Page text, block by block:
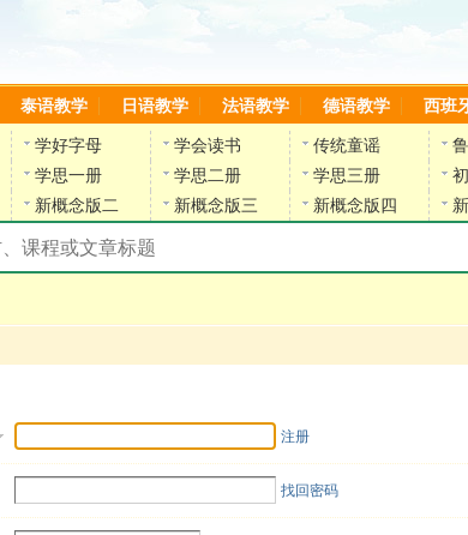
泰语教学 日语教学 法语教学 德语教学 西班
学好字母 学会读书 传统童谣
学思一册 学思二册 学思三册
新概念版二 新概念版三 新概念版四
陈雷英语副网站
注册
找回密码